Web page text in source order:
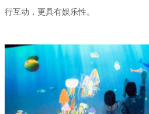
行互动，更具有娱乐性。